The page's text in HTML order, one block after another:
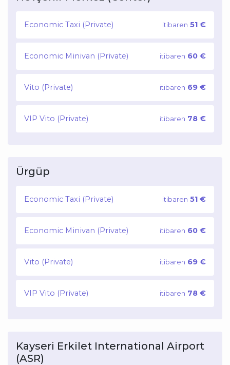
Economic Taxi (Private) itibaren 51 €
Economic Minivan (Private) itibaren 60 €
Vito (Private) itibaren 69 €
VIP Vito (Private) itibaren 78 €
Ürgüp
Economic Taxi (Private) itibaren 51 €
Economic Minivan (Private) itibaren 60 €
Vito (Private) itibaren 69 €
VIP Vito (Private) itibaren 78 €
Kayseri Erkilet International Airport
(ASR)